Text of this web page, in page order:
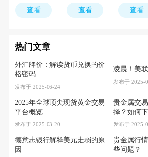
查看
查看
查看
热门文章
外汇牌价：解读货币兑换的价
格密码
发布于 2025-06-24
凌晨！美
发布于 2025-
2025年全球顶尖现货黄金交易
平台概览
发布于 2025-03-20
贵金属交
择？如何
发布于 2025-
德意志银行解释美元走弱的原
因
贵金属行
些问题？